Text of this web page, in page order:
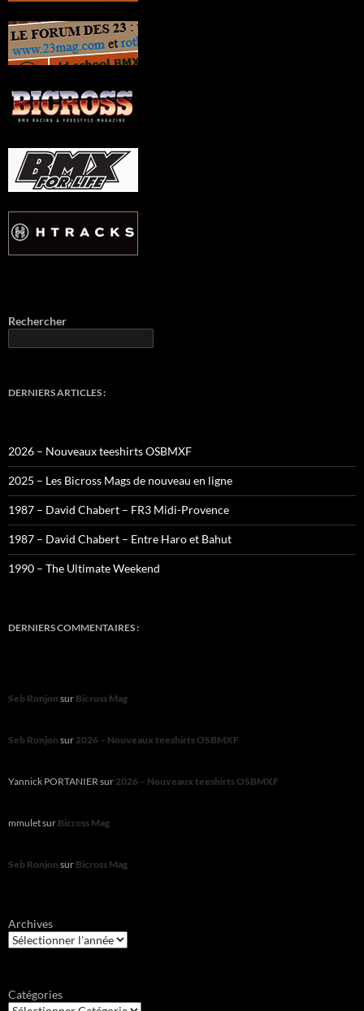
Rechercher
DERNIERS ARTICLES :
2026 – Nouveaux teeshirts OSBMXF
2025 – Les Bicross Mags de nouveau en ligne
1987 – David Chabert – FR3 Midi-Provence
1987 – David Chabert – Entre Haro et Bahut
1990 – The Ultimate Weekend
DERNIERS COMMENTAIRES :
Seb Ronjon sur Bicross Mag
Seb Ronjon sur2026 – Nouveaux teeshirts OSBMXF
Yannick PORTANIERsur2026 – Nouveaux teeshirts OSBMXF
mmuletsur Bicross Mag
Seb Ronjon sur Bicross Mag
Archives
Catégories